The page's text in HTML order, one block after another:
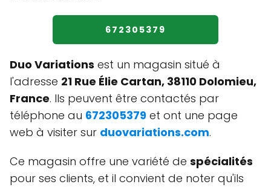
672305379
Duo Variations est un magasin situé à
l'adresse 21 Rue Élie Cartan, 38110 Dolomieu,
France. Ils peuvent être contactés par
téléphone au 672305379 et ont une page
web à visiter sur duovariations.com.
Ce magasin offre une variété de spécialités
pour ses clients, et il convient de noter qu'ils